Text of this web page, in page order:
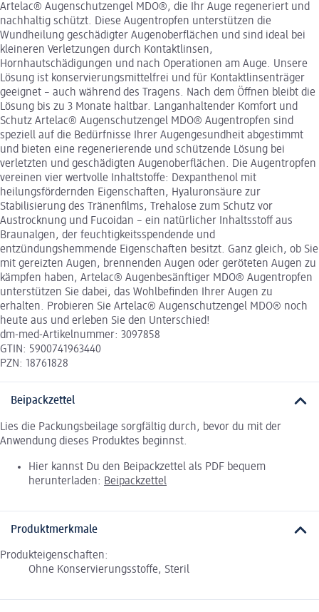
Artelac® Augenschutzengel MDO®, die Ihr Auge regeneriert und
nachhaltig schützt. Diese Augentropfen unterstützen die
Wundheilung geschädigter Augenoberflächen und sind ideal bei
kleineren Verletzungen durch Kontaktlinsen,
Hornhautschädigungen und nach Operationen am Auge. Unsere
Lösung ist konservierungsmittelfrei und für Kontaktlinsenträger
geeignet – auch während des Tragens. Nach dem Öffnen bleibt die
Lösung bis zu 3 Monate haltbar. Langanhaltender Komfort und
Schutz Artelac® Augenschutzengel MDO® Augentropfen sind
speziell auf die Bedürfnisse Ihrer Augengesundheit abgestimmt
und bieten eine regenerierende und schützende Lösung bei
verletzten und geschädigten Augenoberflächen. Die Augentropfen
vereinen vier wertvolle Inhaltstoffe: Dexpanthenol mit
heilungsfördernden Eigenschaften, Hyaluronsäure zur
Stabilisierung des Tränenfilms, Trehalose zum Schutz vor
Austrocknung und Fucoidan – ein natürlicher Inhaltsstoff aus
Braunalgen, der feuchtigkeitsspendende und
entzündungshemmende Eigenschaften besitzt. Ganz gleich, ob Sie
mit gereizten Augen, brennenden Augen oder geröteten Augen zu
kämpfen haben, Artelac® Augenbesänftiger MDO® Augentropfen
unterstützen Sie dabei, das Wohlbefinden Ihrer Augen zu
erhalten. Probieren Sie Artelac® Augenschutzengel MDO® noch
heute aus und erleben Sie den Unterschied!
dm-med-Artikelnummer: 3097858
GTIN: 5900741963440
PZN: 18761828
Beipackzettel
Lies die Packungsbeilage sorgfältig durch, bevor du mit der
Anwendung dieses Produktes beginnst.
Hier kannst Du den Beipackzettel als PDF bequem
herunterladen: Beipackzettel
Produktmerkmale
Produkteigenschaften:
Ohne Konservierungsstoffe, Steril